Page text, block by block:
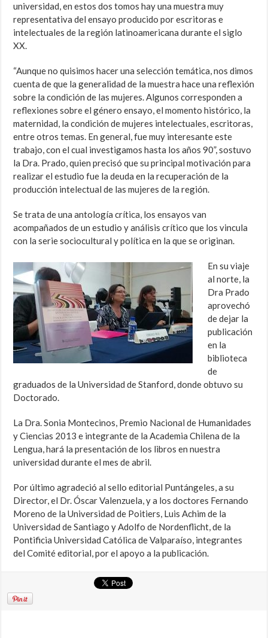
universidad, en estos dos tomos hay una muestra muy
representativa del ensayo producido por escritoras e
intelectuales de la región latinoamericana durante el siglo
XX.
“Aunque no quisimos hacer una selección temática, nos dimos
cuenta de que la generalidad de la muestra hace una reflexión
sobre la condición de las mujeres. Algunos corresponden a
reflexiones sobre el género ensayo, el momento histórico, la
maternidad, la condición de mujeres intelectuales, escritoras,
entre otros temas. En general, fue muy interesante este
trabajo, con el cual investigamos hasta los años 90”, sostuvo
la Dra. Prado, quien precisó que su principal motivación para
realizar el estudio fue la deuda en la recuperación de la
producción intelectual de las mujeres de la región.
Se trata de una antología crítica, los ensayos van
acompañados de un estudio y análisis crítico que los vincula
con la serie sociocultural y política en la que se originan.
En su viaje
al norte, la
Dra Prado
aprovechó
de dejar la
publicación
en la
biblioteca
de
graduados de la Universidad de Stanford, donde obtuvo su
Doctorado.
La Dra. Sonia Montecinos, Premio Nacional de Humanidades
y Ciencias 2013 e integrante de la Academia Chilena de la
Lengua, hará la presentación de los libros en nuestra
universidad durante el mes de abril.
Por último agradeció al sello editorial Puntángeles, a su
Director, el Dr. Óscar Valenzuela, y a los doctores Fernando
Moreno de la Universidad de Poitiers, Luis Achim de la
Universidad de Santiago y Adolfo de Nordenflicht, de la
Pontificia Universidad Católica de Valparaíso, integrantes
del Comité editorial, por el apoyo a la publicación.